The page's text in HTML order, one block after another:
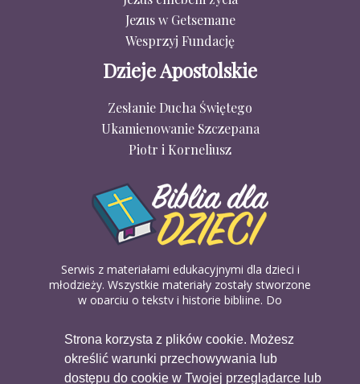
Strona korzysta z plików cookie. Możesz
określić warunki przechowywania lub
dostępu do cookie w Twojej przeglądarce lub
Jezus w Getsemane
Wesprzyj Fundację
Dzieje Apostolskie
Zesłanie Ducha Świętego
Ukamienowanie Szczepana
Piotr i Korneliusz
Serwis z materiałami edukacyjnymi dla dzieci i
młodzieży. Wszystkie materiały zostały stworzone
w oparciu o teksty i historie biblijne. Do
biblijnych. Można je pobierać, drukować i
udostępniać bez żadnych opłat. Materiałów
dostępnych na serwisie nie można wykorzystywać
w celach komercyjnych.